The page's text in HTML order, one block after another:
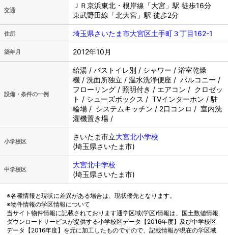
交通
ＪＲ京浜東北・根岸線「大宮」駅 徒歩16分
東武野田線「北大宮」駅 徒歩2分
住所 埼玉県さいたま市大宮区土手町３丁目162-1
築年月 2012年10月
設備・条件の一例
給湯 / バストイレ別 / シャワー / 浴室乾燥
機 / 洗面所独立 / 温水洗浄便座 / バルコニー /
フローリング / 照明付き / エアコン / クロゼッ
ト / シューズボックス / TVインターホン / 駐
輪場 / システムキッチン / 2口コンロ / 室内洗
濯機置き場 /
小学校区
さいたま市立大宮北小学校
(埼玉県さいたま市)
中学校区
大宮北中学校
(埼玉県さいたま市)
※各種情報と現状に差異がある場合は、現状優先となります。
※物件情報の学区情報について
当サイト物件情報に記載されております通学区域(学区)情報は、国土数値情報
ダウンロードサービスが提供する小学校区データ【2016年度】及び中学校区
データ【2016年度】を元に加工したものですので、記載情報が現在の学区域